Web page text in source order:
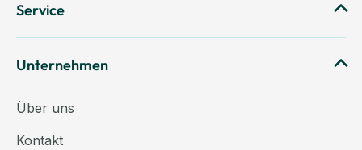
Service
Unternehmen
Über uns
Kontakt